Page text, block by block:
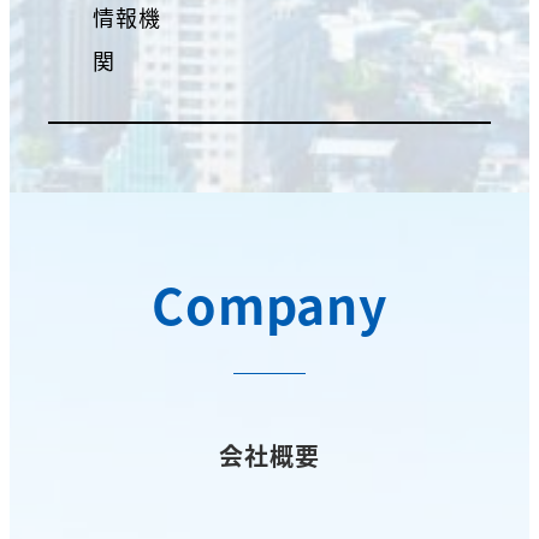
情報機
関
Company
会社概要